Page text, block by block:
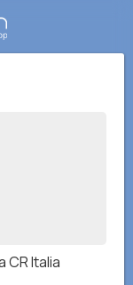
CR Italia